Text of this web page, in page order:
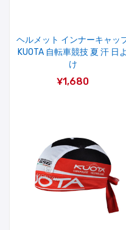
ヘルメット インナーキャッ
KUOTA 自転車競技 夏 汗 日よ
け
¥1,680